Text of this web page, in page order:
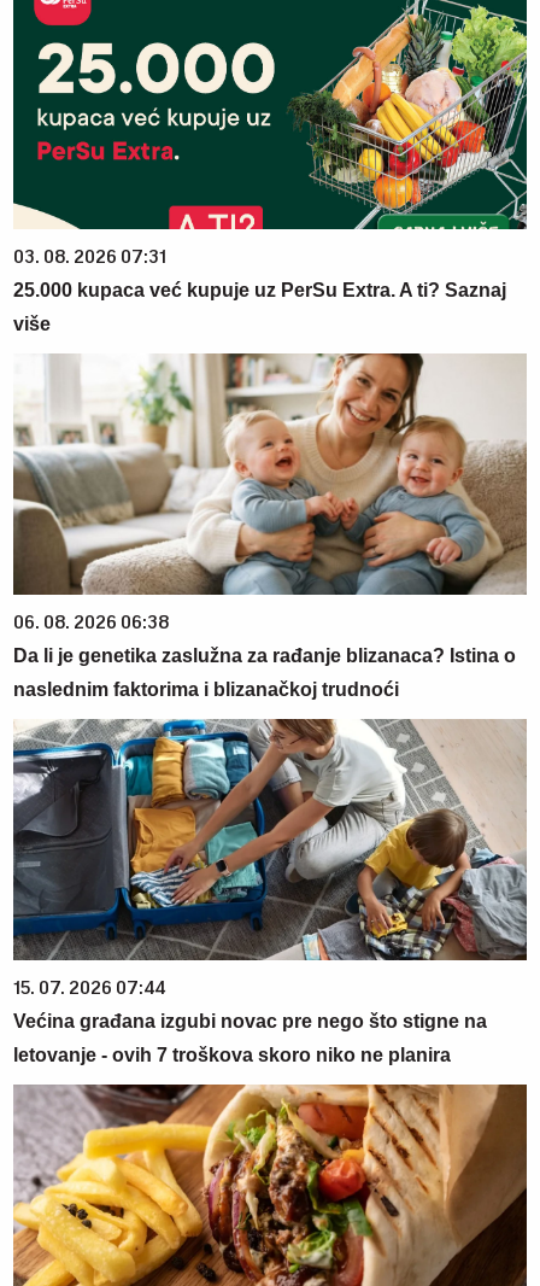
03. 08. 2026 07:31
25.000 kupaca već kupuje uz PerSu Extra. A ti? Saznaj
više
06. 08. 2026 06:38
Da li je genetika zaslužna za rađanje blizanaca? Istina o
naslednim faktorima i blizanačkoj trudnoći
15. 07. 2026 07:44
Većina građana izgubi novac pre nego što stigne na
letovanje - ovih 7 troškova skoro niko ne planira